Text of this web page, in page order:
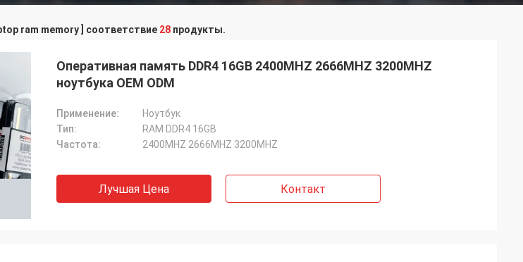
ram memory ] соответствие 28 продукты.
Оперативная память DDR4 16GB 2400MHZ 2666MHZ 3200MHZ
ноутбука OEM ODM
Применение:
Ноутбук
Тип:
RAM DDR4 16GB
Частота:
2400MHZ 2666MHZ 3200MHZ
Лучшая Цена Контакт